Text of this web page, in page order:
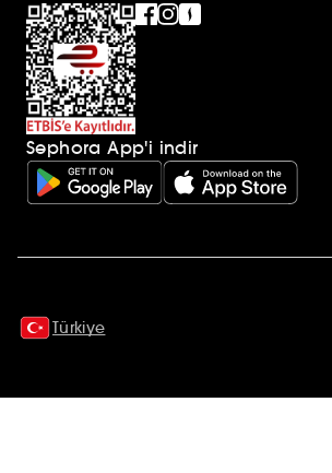
Sephora App'i indir
Türkiye